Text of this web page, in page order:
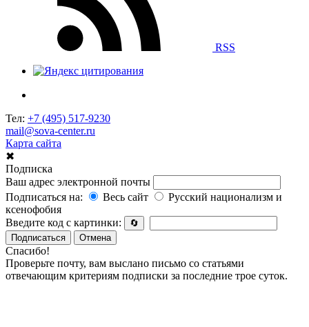
RSS
Тел: +7 (495) 517-9230
mail@sova-center.ru
Карта сайта
✖
Подписка
Ваш адрес электронной почты
Подписаться на:
Весь сайт
Русский национализм и
ксенофобия
Введите код с картинки:
🔄
Подписаться
Отмена
Спасибо!
Проверьте почту, вам выслано письмо со статьями
отвечающим критериям подписки за последние трое суток.